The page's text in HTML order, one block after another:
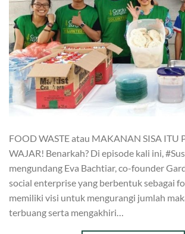
FOOD WASTE atau MAKANAN SISA ITU
WAJAR! Benarkah? Di episode kali ini,
mengundang Eva Bachtiar, co-founder
social enterprise yang berbentuk sebagai
memiliki visi untuk mengurangi jumlah
terbuang serta mengakhiri…